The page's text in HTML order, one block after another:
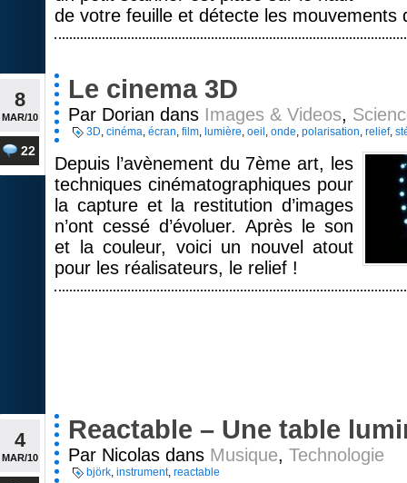
de votre feuille et détecte les mouvements
Le cinema 3D
8
MAR/10
22
Par Dorian dans Images & Videos,
3D, cinéma, écran, film, lumière, oeil , onde, polarisation, relief,
Depuis l’avènement du 7ème art, les
techniques cinématographiques pour
la capture et la restitution d’images
n’ont cessé d’évoluer. Après le son
et la couleur, voici un nouvel atout
pour les réalisateurs, le relief !
Reactable – Une table
4
MAR/10 Par Nicolas dans Musique, Technologie
björk, instrument, reactable